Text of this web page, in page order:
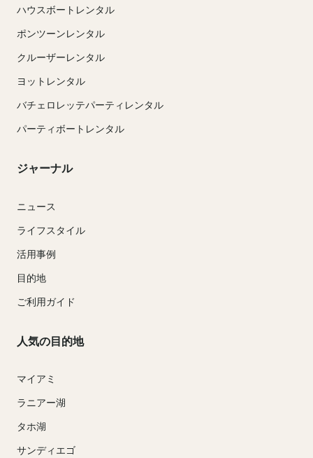
ハウスボートレンタル
ポンツーンレンタル
クルーザーレンタル
ヨットレンタル
バチェロレッテパーティレンタル
パーティボートレンタル
ジャーナル
ニュース
ライフスタイル
活用事例
目的地
ご利用ガイド
人気の目的地
マイアミ
ラニアー湖
タホ湖
サンディエゴ